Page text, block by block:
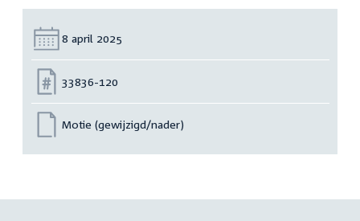
Datum:
8 april 2025
Nummer:
33836-120
Motie (gewijzigd/nader)